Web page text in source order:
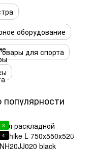
оборудование
для спорта
популярности
3
4